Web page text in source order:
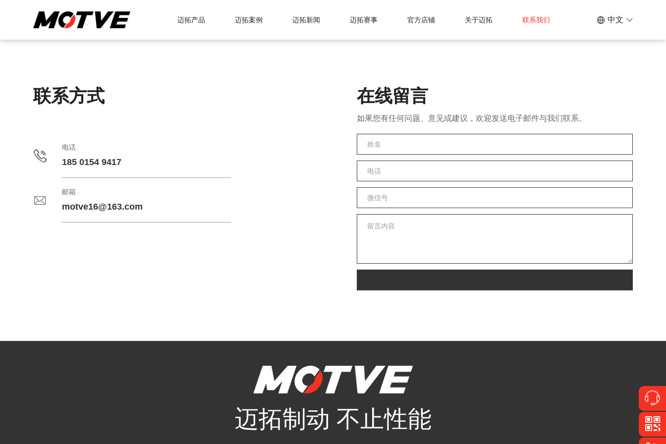
迈拓产品 迈拓案例 迈拓新闻 迈拓赛事 官方店铺 关于迈拓 联系我们 中文
联系方式
电话
185 0154 9417
邮箱
motve16@163.com
在线留言
如果您有任何问题、意见或建议，欢迎发送电子邮件与我们联系。
迈拓制动 不止性能